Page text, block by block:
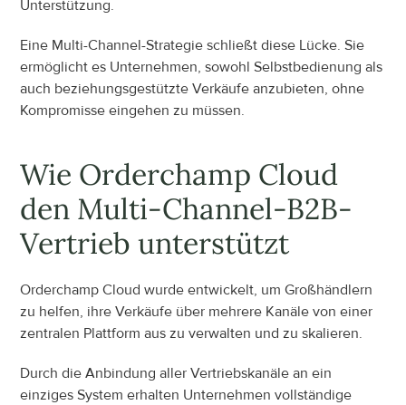
Unterstützung.
Eine Multi-Channel-Strategie schließt diese Lücke. Sie
ermöglicht es Unternehmen, sowohl Selbstbedienung als
auch beziehungsgestützte Verkäufe anzubieten, ohne
Kompromisse eingehen zu müssen.
Wie Orderchamp Cloud
den Multi-Channel-B2B-
Vertrieb unterstützt
Orderchamp Cloud wurde entwickelt, um Großhändlern
zu helfen, ihre Verkäufe über mehrere Kanäle von einer
zentralen Plattform aus zu verwalten und zu skalieren.
Durch die Anbindung aller Vertriebskanäle an ein
einziges System erhalten Unternehmen vollständige